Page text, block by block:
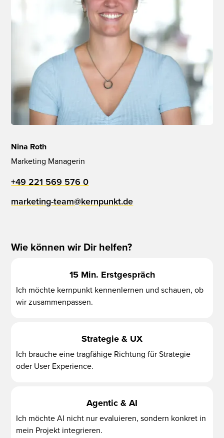
Nina Roth
Marketing Managerin
+49 221 569 576 0
marketing-team@kernpunkt.de
Wie können wir Dir helfen?
15 Min. Erstgespräch
Ich möchte kernpunkt kennenlernen und schauen, ob
wir zusammenpassen.
Strategie & UX
Ich brauche eine tragfähige Richtung für Strategie
oder User Experience.
Agentic & AI
Ich möchte AI nicht nur evaluieren, sondern konkret in
mein Projekt integrieren.